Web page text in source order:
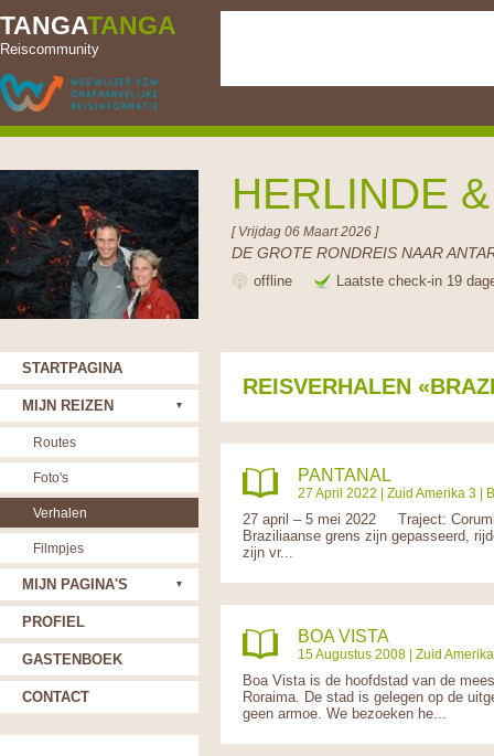
TANGATANGA
Reiscommunity
HERLINDE
[ Vrijdag 06 Maart 2026 ]
DE GROTE RONDREIS NAAR
offline Laatste check-in 19
REISVERHALEN
PANTANAL
27 April 2022 | Zuid Amerika 3 |
27 april – 5 mei 2022 Traject:
Braziliaanse grens zijn gepasseerd,
zijn vr...
BOA VISTA
15 Augustus 2008 | Zuid
Boa Vista is de hoofdstad van de
Roraima. De stad is gelegen op de
geen armoe. We bezoeken he...
STARTPAGINA
MIJN REIZEN
Routes
Foto's
Verhalen
Filmpjes
MIJN PAGINA'S
PROFIEL
GASTENBOEK
CONTACT